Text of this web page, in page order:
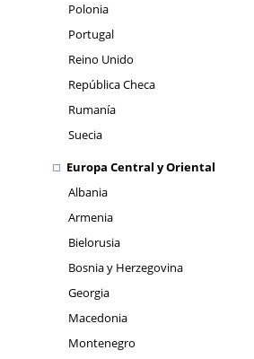
Polonia
Portugal
Reino Unido
República Checa
Rumanía
Suecia
Europa Central y Oriental
Albania
Armenia
Bielorusia
Bosnia y Herzegovina
Georgia
Macedonia
Montenegro